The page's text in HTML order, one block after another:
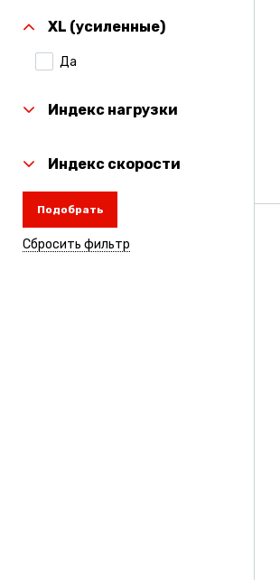
XL (усиленные)
Да
Индекс нагрузки
Индекс скорости
Подобрать
Сбросить фильтр